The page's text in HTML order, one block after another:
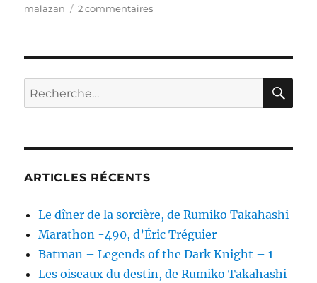
le
malazan
2 commentairessur
Ian
Esslemont
Recherche
pour :
ARTICLES RÉCENTS
Le dîner de la sorcière, de Rumiko Takahashi
Marathon -490, d’Éric Tréguier
Batman – Legends of the Dark Knight – 1
Les oiseaux du destin, de Rumiko Takahashi